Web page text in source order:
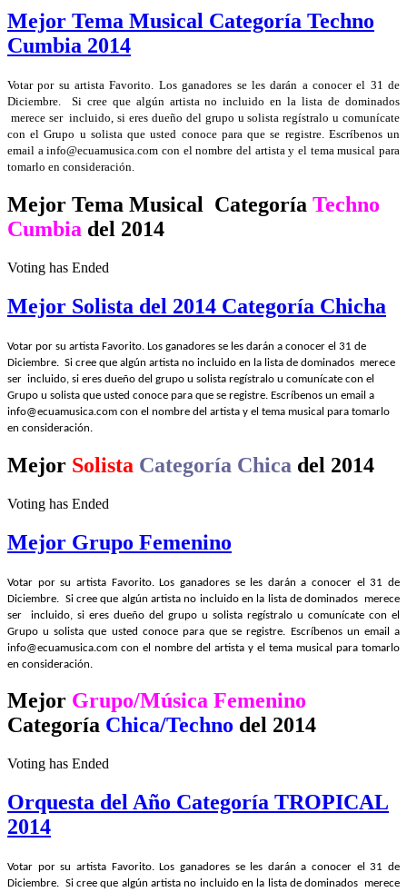
Mejor Tema Musical Categoría Techno
Cumbia 2014
Votar por su artista Favorito. Los ganadores se les darán a conocer el 31 de
Diciembre. Si cree que algún artista no incluido en la lista de dominados
merece ser incluido, si eres dueño del grupo u solista regístralo u comunícate
con el Grupo u solista que usted conoce para que se registre. Escríbenos un
email a info@ecuamusica.com con el nombre del artista y el tema musical para
tomarlo en consideración.
Mejor Tema Musical Categoría Techno
Cumbia del 2014
Voting has Ended
Mejor Solista del 2014 Categoría Chicha
Votar por su artista Favorito. Los ganadores se les darán a conocer el 31 de
Diciembre. Si cree que algún artista no incluido en la lista de dominados merece
ser incluido, si eres dueño del grupo u solista regístralo u comunícate con el
Grupo u solista que usted conoce para que se registre. Escríbenos un email a
info@ecuamusica.com con el nombre del artista y el tema musical para tomarlo
en consideración.
Mejor Solista Categoría Chica del 2014
Voting has Ended
Mejor Grupo Femenino
Votar por su artista Favorito. Los ganadores se les darán a conocer el 31 de
Diciembre. Si cree que algún artista no incluido en la lista de dominados merece
ser incluido, si eres dueño del grupo u solista regístralo u comunícate con el
Grupo u solista que usted conoce para que se registre. Escríbenos un email a
info@ecuamusica.com con el nombre del artista y el tema musical para tomarlo
en consideración.
Mejor Grupo/Música Femenino
Categoría Chica/Techno del 2014
Voting has Ended
Orquesta del Año Categoría TROPICAL
2014
Votar por su artista Favorito. Los ganadores se les darán a conocer el 31 de
Diciembre. Si cree que algún artista no incluido en la lista de dominados merece